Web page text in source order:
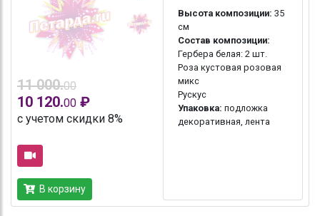
11 000.00
10 120.00 ₽
с учетом скидки 8%
В корзину
Высота композиции: 35
см
Состав композиции:
Гербера белая: 2 шт.
Роза кустовая розовая
микс
Рускус
Упаковка: подложка
декоративная, лента